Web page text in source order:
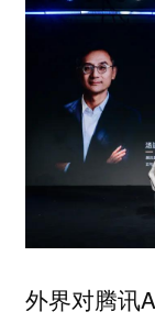
外界对腾讯